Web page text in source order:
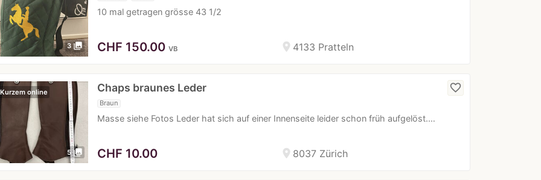
3 photo_library
10 mal getragen grösse 43 1/2
location_on 4133 Pratteln
CHF 150.00 VB
5 photo_library
online Chaps braunes Leder
Braun
Masse siehe Fotos Leder hat sich auf einer Innenseite leider schon früh aufgelöst.…
favorite_border
location_on 8037 Zürich
CHF 10.00